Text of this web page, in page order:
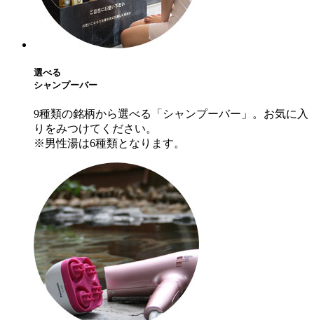
選べる
シャンプーバー
9種類の銘柄から選べる「シャンプーバー」。お気に入
りをみつけてください。
※男性湯は6種類となります。